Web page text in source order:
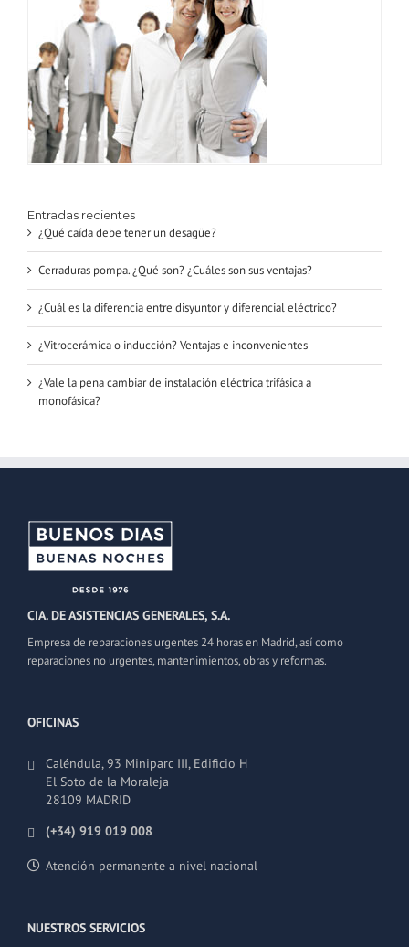
Entradas recientes
¿Qué caída debe tener un desagüe?
Cerraduras pompa. ¿Qué son? ¿Cuáles son sus ventajas?
¿Cuál es la diferencia entre disyuntor y diferencial eléctrico?
¿Vitrocerámica o inducción? Ventajas e inconvenientes
¿Vale la pena cambiar de instalación eléctrica trifásica a
monofásica?
CIA. DE ASISTENCIAS GENERALES, S.A.
Empresa de reparaciones urgentes 24 horas en Madrid, así como
reparaciones no urgentes, mantenimientos, obras y reformas.
OFICINAS
Caléndula, 93 Miniparc III, Edificio H
El Soto de la Moraleja
28109 MADRID
(+34) 919 019 008
Atención permanente a nivel nacional
NUESTROS SERVICIOS